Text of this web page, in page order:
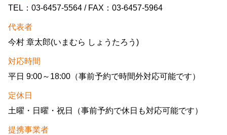
TEL：03-6457-5564 / FAX：03-6457-5964
代表者
今村 章太郎(いまむら しょうたろう)
対応時間
平日 9:00～18:00（事前予約で時間外対応可能です）
定休日
土曜・日曜・祝日（事前予約で休日も対応可能です）
提携事業者